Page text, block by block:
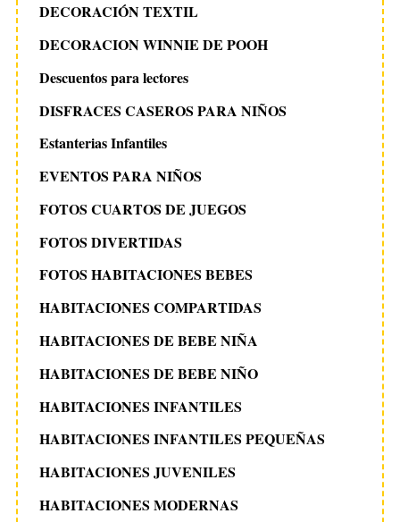
DECORACIÓN TEXTIL
DECORACION WINNIE DE POOH
Descuentos para lectores
DISFRACES CASEROS PARA NIÑOS
Estanterias Infantiles
EVENTOS PARA NIÑOS
FOTOS CUARTOS DE JUEGOS
FOTOS DIVERTIDAS
FOTOS HABITACIONES BEBES
HABITACIONES COMPARTIDAS
HABITACIONES DE BEBE NIÑA
HABITACIONES DE BEBE NIÑO
HABITACIONES INFANTILES
HABITACIONES INFANTILES PEQUEÑAS
HABITACIONES JUVENILES
HABITACIONES MODERNAS